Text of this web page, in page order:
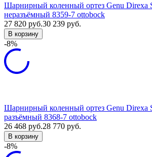
Шарнирный коленный ортез Genu Direxa
неразъёмный 8359-7 ottobock
27 820 руб.30 239 руб.
В корзину
-8%
Шарнирный коленный ортез Genu Direxa
разъёмный 8368-7 ottobock
26 468 руб.28 770 руб.
В корзину
-8%